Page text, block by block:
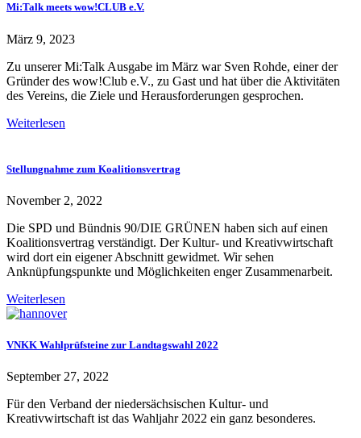
Mi:Talk meets wow!CLUB e.V.
März 9, 2023
Zu unserer Mi:Talk Ausgabe im März war Sven Rohde, einer der
Gründer des wow!Club e.V., zu Gast und hat über die Aktivitäten
des Vereins, die Ziele und Herausforderungen gesprochen.
Weiterlesen
Stellungnahme zum Koalitionsvertrag
November 2, 2022
Die SPD und Bündnis 90/DIE GRÜNEN haben sich auf einen
Koalitionsvertrag verständigt. Der Kultur- und Kreativwirtschaft
wird dort ein eigener Abschnitt gewidmet. Wir sehen
Anknüpfungspunkte und Möglichkeiten enger Zusammenarbeit.
Weiterlesen
VNKK Wahlprüfsteine zur Landtagswahl 2022
September 27, 2022
Für den Verband der niedersächsischen Kultur- und
Kreativwirtschaft ist das Wahljahr 2022 ein ganz besonderes.